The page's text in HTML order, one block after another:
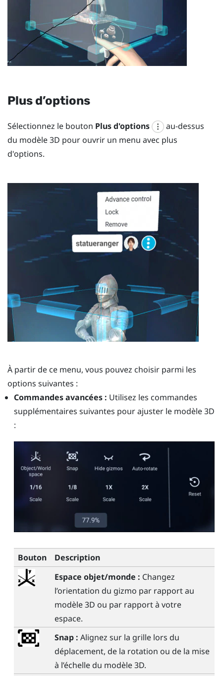
Plus d’options
Sélectionnez le bouton Plus d'options
au-dessus
du modèle 3D pour ouvrir un menu avec plus
d'options.
À partir de ce menu, vous pouvez choisir parmi les
options suivantes :
Commandes avancées : Utilisez les commandes
supplémentaires suivantes pour ajuster le modèle 3D
:
Bouton
Description
Espace objet/monde : Changez
l’orientation du gizmo par rapport au
modèle 3D ou par rapport à votre
espace.
Snap : Alignez sur la grille lors du
déplacement, de la rotation ou de la mise
à l’échelle du modèle 3D.